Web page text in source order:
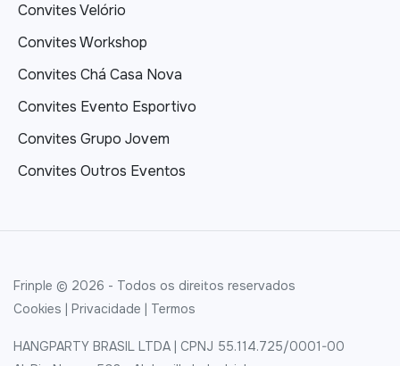
Convites Velório
Convites Workshop
Convites Chá Casa Nova
Convites Evento Esportivo
Convites Grupo Jovem
Convites Outros Eventos
Frinple © 2026 - Todos os direitos reservados
Cookies | Privacidade | Termos
HANGPARTY BRASIL LTDA | CPNJ 55.114.725/0001-00